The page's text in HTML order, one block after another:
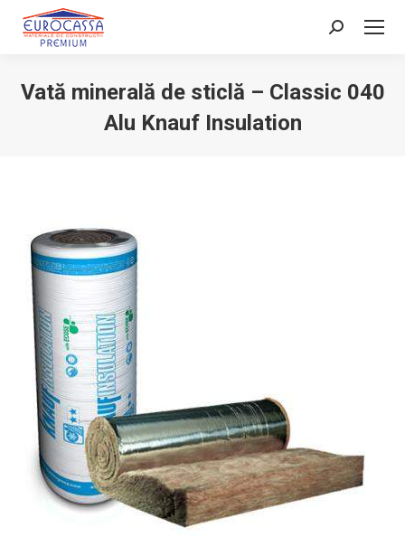
Search:
Vată minerală de sticlă – Classic 040
Alu Knauf Insulation